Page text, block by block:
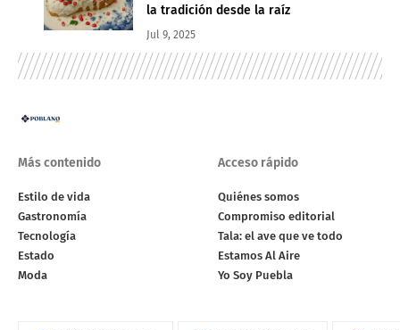
la tradición desde la raíz
Jul 9, 2025
Más contenido
Estilo de vida
Gastronomía
Tecnología
Estado
Moda
Acceso rápido
Quiénes somos
Compromiso editorial
Tala: el ave que ve todo
Estamos Al Aire
Yo Soy Puebla